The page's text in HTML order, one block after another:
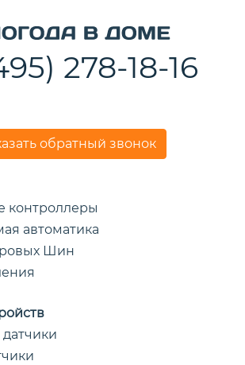
278-18-16
обратный звонок
контроллеры
автоматика
Шин